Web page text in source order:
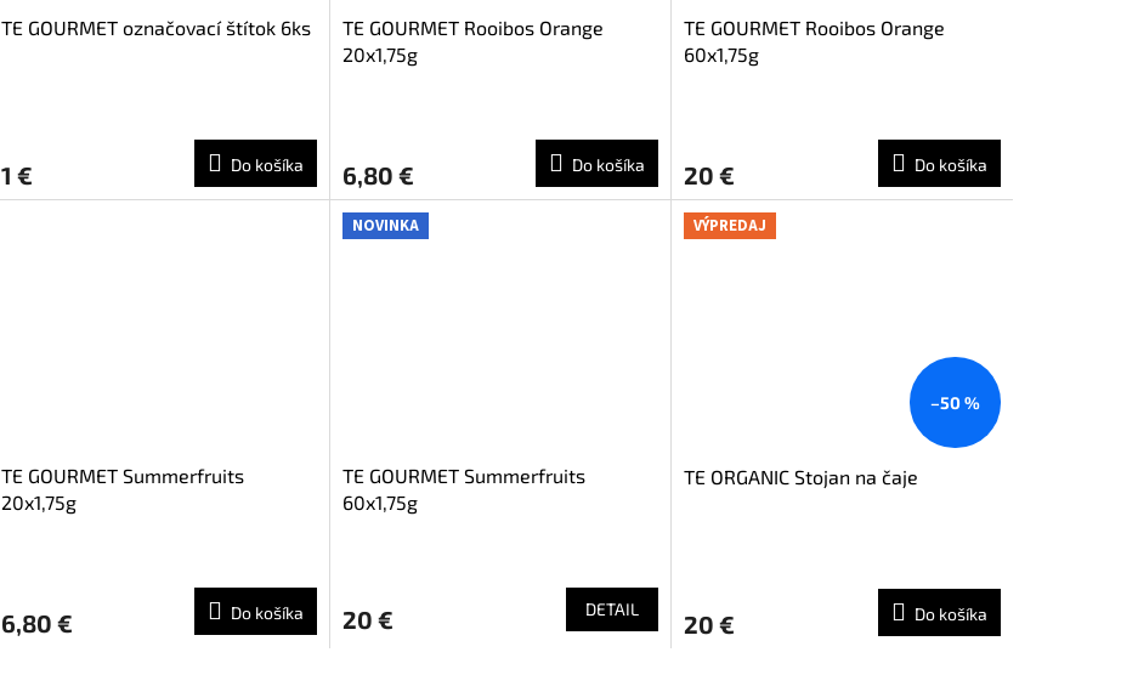
TE GOURMET označovací štítok 6ks
1 € Do košíka
TE GOURMET Rooibos Orange
20x1,75g
6,80 € Do košíka
TE GOURMET Rooibos Orange
60x1,75g
20 € Do košíka
TE GOURMET Summerfruits
20x1,75g
6,80 € Do košíka
NOVINKA
TE GOURMET Summerfruits
60x1,75g
20 € DETAIL
VÝPREDAJ
–50 %
TE ORGANIC Stojan na čaje
20 € Do košíka